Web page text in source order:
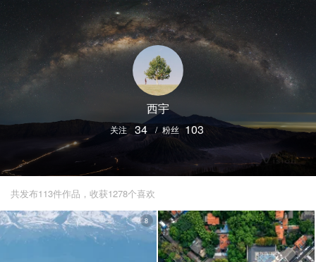
西宇
关注 34 / 粉丝 103
共发布113件作品，收获1278个喜欢
8